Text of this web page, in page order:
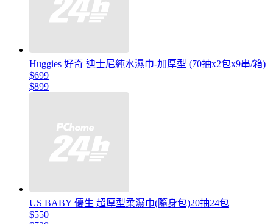
Huggies 好奇 迪士尼純水濕巾-加厚型 (70抽x2包x9串/箱)
$699
$899
US BABY 優生 超厚型柔濕巾(隨身包)20抽24包
$550